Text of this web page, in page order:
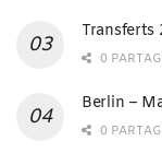
Transferts
0
Berlin –
0